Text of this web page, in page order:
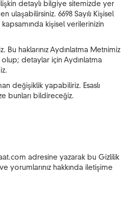
detaylı bilgiye sitemizde yer
ulaşabilirsiniz. 6698 Sayılı Kişisel
kişisel verilerinizin
Bu haklarınız Aydınlatma Metnimiz
detaylar için Aydınlatma
değişiklik yapabiliriz. Esaslı
bunları bildireceğiz.
adresine yazarak bu Gizlilik
ve yorumlarınız hakkında iletişime